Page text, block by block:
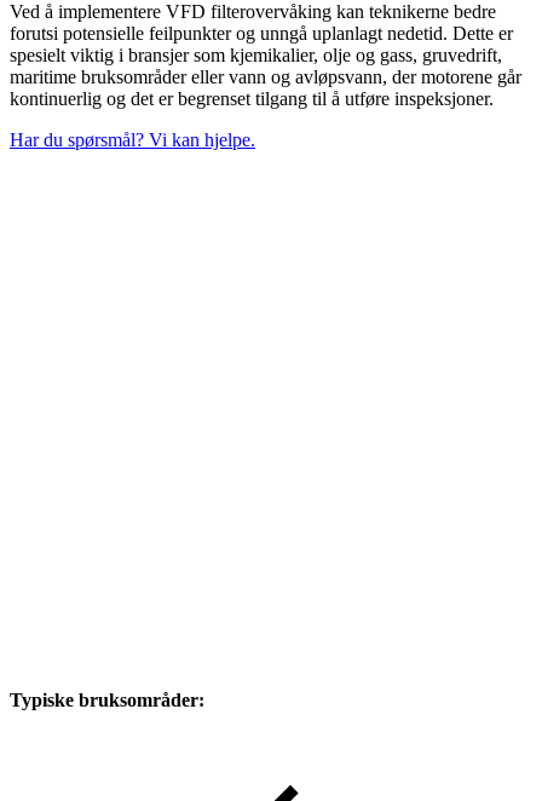
Ved å implementere VFD filterovervåking kan teknikerne bedre
forutsi potensielle feilpunkter og unngå uplanlagt nedetid. Dette er
spesielt viktig i bransjer som kjemikalier, olje og gass, gruvedrift,
maritime bruksområder eller vann og avløpsvann, der motorene går
kontinuerlig og det er begrenset tilgang til å utføre inspeksjoner.
Har du spørsmål? Vi kan hjelpe.
Typiske bruksområder: